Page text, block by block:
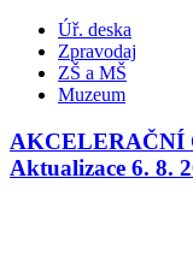
Úř. deska
Zpravodaj
ZŠ a MŠ
Muzeum
AKCELERAČNÍ
Aktualizace 6. 8.